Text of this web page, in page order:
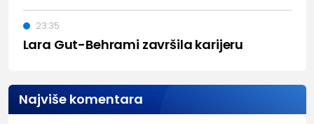
Lara Gut-Behrami završila karijeru
23:35
Najviše komentara